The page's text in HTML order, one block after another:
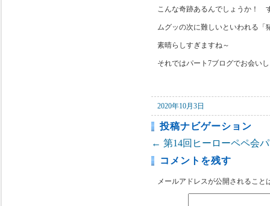
こんな奇跡あるんでしょうか！
ムグッの次に難しいといわれる
素晴らしすぎますね～
それではパート7ブログでお会
2020年10月3日
投稿ナビゲーション
← 第14回ヒーローペペ会
コメントを残す
メールアドレスが公開されること